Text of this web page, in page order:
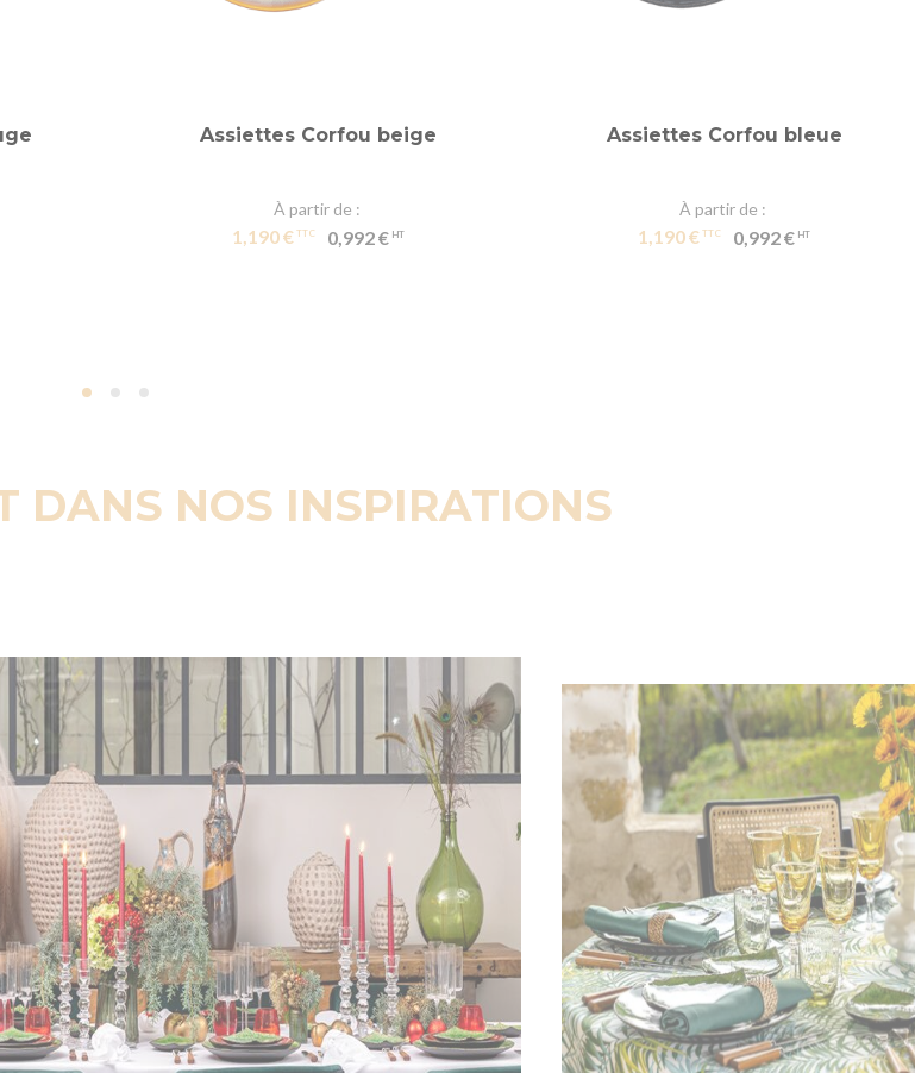
Assiettes Corfou beige
À partir de
1,190 € 0,992 €
Assiettes Corfou bleue
À partir de
1,190 € 0,992 €
DANS NOS INSPIRATIONS